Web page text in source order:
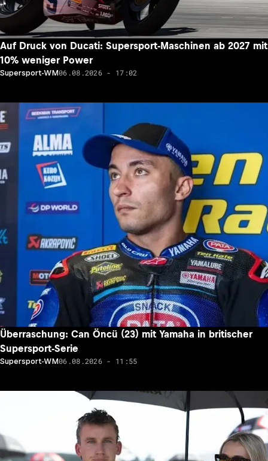
Auf Druck von Ducati: Supersport-Maschinen ab 2027 mit
10% weniger Power
Supersport-WM06.08.2026 - 17:02
Überraschung: Can Öncü (23) mit Yamaha in britischer
Supersport-Serie
Supersport-WM06.08.2026 - 11:55